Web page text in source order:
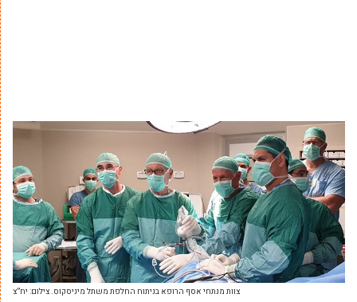
צוות מנתחי אסף הרופא בניתוח החלפת משתל מיניסקוס. צילום: יח”צ